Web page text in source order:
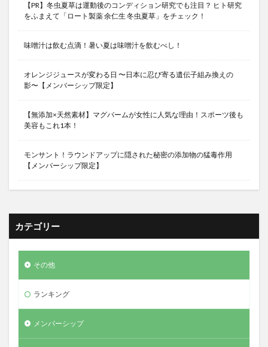
【PR】冬虫夏草は運動後のコンディション研究でも注目？ ヒト研究
をふまえて「ロート製薬 余仁生 冬虫夏草」をチェック！
味噌汁は飲む点滴！暑い夏は味噌汁を飲むべし！
オレンジジュースが変わる日 〜日本に忍び寄る遺伝子組み換えの
影〜【メンバーシップ限定】
【無添加×天然素材】マグバームが女性に人気な理由！スポーツ後も
美容もこれ1本！
モンサント！ラウンドアップに隠された秘密の添加物の猛毒作用
【メンバーシップ限定】
カテゴリー
その他
ランキング
メンバーシップ